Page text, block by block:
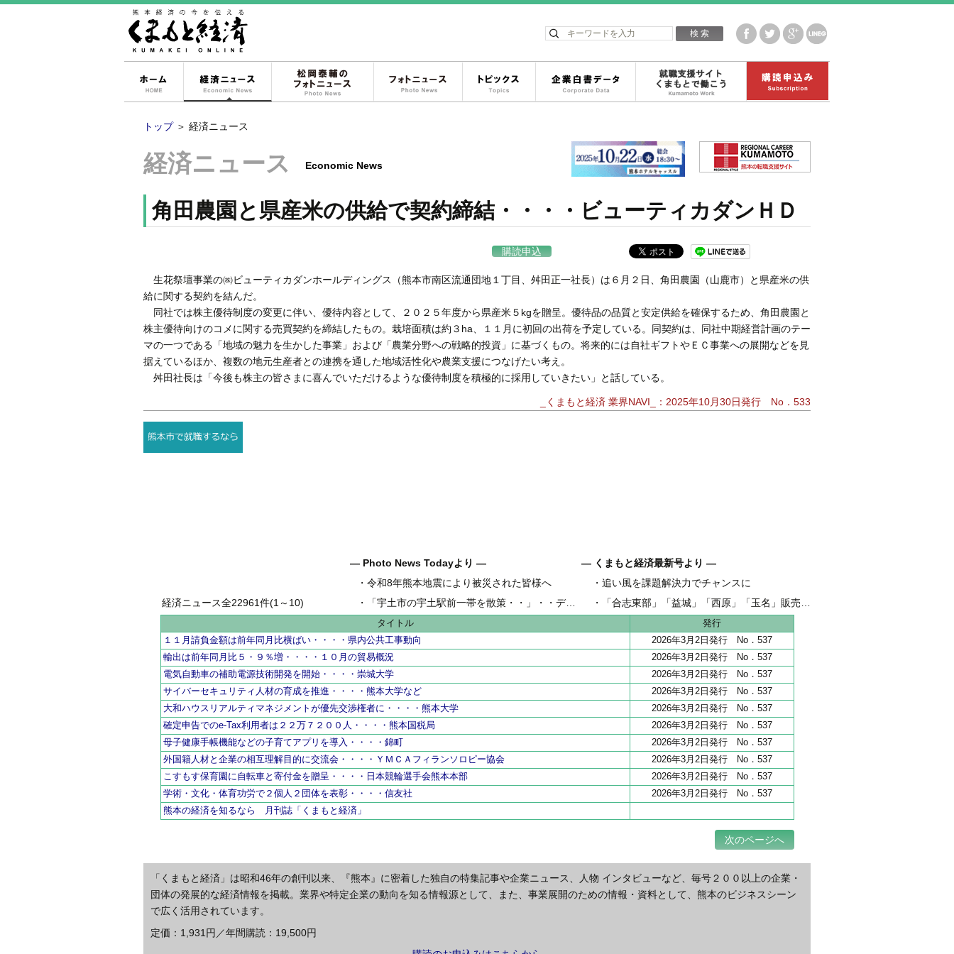
経済ニュース 企業白書データ
トップ ＞ 経済ニュース
経済ニュース Economic News
角田農園と県産米の供給で契約締結・・・・ビューティカダンＨＤ
購読申込
生花祭壇事業の㈱ビューティカダンホールディングス（熊本市南区流通団地１丁目、舛田正一社長）は６月２日、角田農園（山鹿市）と県産米の供
給に関する契約を結んだ。
同社では株主優待制度の変更に伴い、優待内容として、２０２５年度から県産米５kgを贈呈。優待品の品質と安定供給を確保するため、角田農園と
株主優待向けのコメに関する売買契約を締結したもの。栽培面積は約３ha、１１月に初回の出荷を予定している。同契約は、同社中期経営計画のテー
マの一つである「地域の魅力を生かした事業」および「農業分野への戦略的投資」に基づくもの。将来的には自社ギフトやＥＣ事業への展開などを見
据えているほか、複数の地元生産者との連携を通した地域活性化や農業支援につなげたい考え。
舛田社長は「今後も株主の皆さまに喜んでいただけるような優待制度を積極的に採用していきたい」と話している。
_くまもと経済 業界NAVI_：2025年10月30日発行 No．533
― Photo News Todayより ―
・令和8年熊本地震により被災された皆様へ
・
「宇土市の宇土駅前一帯を散策・・」・・デジカメ松岡の昼散策
― くまもと経済最新号より ―
・追い風を課題解決力でチャンスに
県内地域金融 伴走支援強化し、新たな資金需要を開拓
・
「合志東部」「益城」「西原」「玉名」販売好調
県内工業団地 全206haうち65haが分譲開始
経済ニュース全22961件(1～10)
タイトル
発行
１１月請負金額は前年同月比横ばい・・・・県内公共工事動向
2026年3月2日発行 No．537
輸出は前年同月比５・９％増・・・・１０月の貿易概況
2026年3月2日発行 No．537
電気自動車の補助電源技術開発を開始・・・・崇城大学
2026年3月2日発行 No．537
サイバーセキュリティ人材の育成を推進・・・・熊本大学など
2026年3月2日発行 No．537
大和ハウスリアルティマネジメントが優先交渉権者に・・・・熊本大学
2026年3月2日発行 No．537
確定申告でのe-Tax利用者は２２万７２００人・・・・熊本国税局
2026年3月2日発行 No．537
母子健康手帳機能などの子育てアプリを導入・・・・錦町
2026年3月2日発行 No．537
外国籍人材と企業の相互理解目的に交流会・・・・ＹＭＣＡフィランソロピー協会
2026年3月2日発行 No．537
こすもす保育園に自転車と寄付金を贈呈・・・・日本競輪選手会熊本本部
2026年3月2日発行 No．537
学術・文化・体育功労で２個人２団体を表彰・・・・信友社
2026年3月2日発行 No．537
熊本の経済を知るなら 月刊誌「くまもと経済」
次のページへ
「くまもと経済」は昭和46年の創刊以来、『熊本』に密着した独自の特集記事や企業ニュース、人物 インタビューなど、毎号２００以上の企業・
団体の発展的な経済情報を掲載。業界や特定企業の動向を知る情報源として、また、事業展開のための情報・資料として、熊本のビジネスシーン
で広く活用されています。
定価：1,931円／年間購読：19,500円